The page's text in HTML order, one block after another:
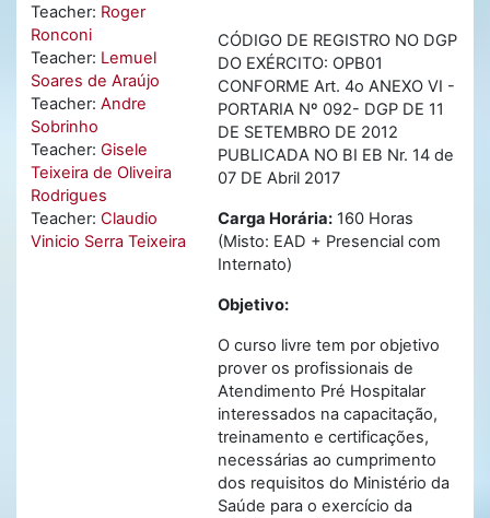
CÓDIGO DE REGISTRO NO DGP
DO EXÉRCITO: OPB01
CONFORME Art. 4o ANEXO VI -
PORTARIA Nº 092- DGP DE 11
DE SETEMBRO DE 2012
PUBLICADA NO BI EB Nr. 14 de
07 DE Abril 2017
Carga Horária:160 Horas
(Misto: EAD + Presencial com
Internato)
Objetivo:
O curso livre tem por objetivo
prover os profissionais de
Atendimento Pré Hospitalar
interessados na capacitação,
treinamento e certificações,
necessárias ao cumprimento
dos requisitos do Ministério da
Saúde para o exercício da
Teacher: Roger
Ronconi
Teacher: Lemuel
Soares de Araújo
Teacher: Andre
Sobrinho
Teacher: Gisele
Teixeira de Oliveira
Rodrigues
Teacher: Claudio
Vinicio Serra Teixeira